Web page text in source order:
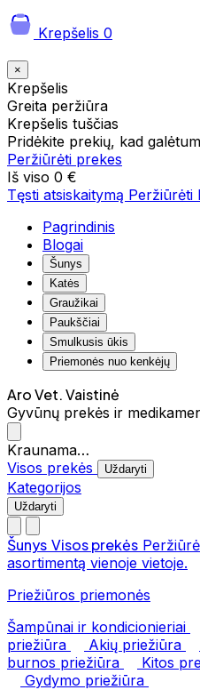
Krepšelis 0
×
Krepšelis
Greita peržiūra
Krepšelis tuščias
Pridėkite prekių, kad
Peržiūrėti prekes
Iš viso 0 €
Tęsti atsiskaitymą Peržiūrėti
Pagrindinis
Blogai
Šunys
Katės
Graužikai
Paukščiai
Smulkusis ūkis
Priemonės nuo kenkėjų
Aro Vet. Vaistinė
Gyvūnų prekės ir
Kraunama…
Visos prekės
Uždaryti
Kategorijos
Uždaryti
Šunys Visos prekės
asortimentą vienoje vietoje.
Priežiūros priemonės
Šampūnai ir kondicionieriai
priežiūra
Akių priežiūra
burnos priežiūra
Kitos
Gydymo priežiūra